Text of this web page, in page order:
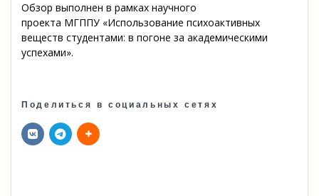
Обзор выполнен в рамках научного
проекта МГППУ «Использование психоактивных
веществ студентами: в погоне за академическими
успехами».
Поделиться в социальных сетях